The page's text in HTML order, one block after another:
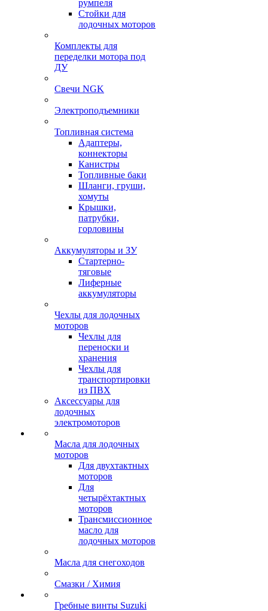
румпеля
Стойки для
лодочных моторов
Комплекты для
переделки мотора под
ДУ
Свечи NGK
Электроподъемники
Топливная система
Адаптеры,
коннекторы
Канистры
Топливные баки
Шланги, груши,
хомуты
Крышки,
патрубки,
горловины
Аккумуляторы и ЗУ
Стартерно-
тяговые
Лиферные
аккумуляторы
Чехлы для лодочных
моторов
Чехлы для
переноски и
хранения
Чехлы для
транспортировки
из ПВХ
Аксессуары для
лодочных
электромоторов
Масла для лодочных
моторов
Для двухтактных
моторов
Для
четырёхтактных
моторов
Трансмиссионное
масло для
лодочных моторов
Масла для снегоходов
Смазки / Химия
Гребные винты Suzuki